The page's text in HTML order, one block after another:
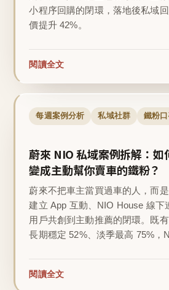
小程序回購的閉環，落地後私域
價提升 42%。
閱讀全文
每週案例分析 私域社群 鐵粉
蔚來 NIO 私域案例拆解：如
變成主動幫你賣車的鐵粉？
蔚來不把車主當買過車的人，而
建立 App 互動、NIO House 線下
用戶共創到主動推薦的閉環。既
長期穩定 52%、淡季最高 75%，
閱讀全文